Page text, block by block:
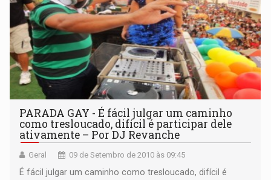
PARADA GAY - É fácil julgar um caminho
como tresloucado, difícil é participar dele
ativamente – Por DJ Revanche
Geral 09 de Setembro de 2010 às 09:45
É fácil julgar um caminho como tresloucado, difícil é